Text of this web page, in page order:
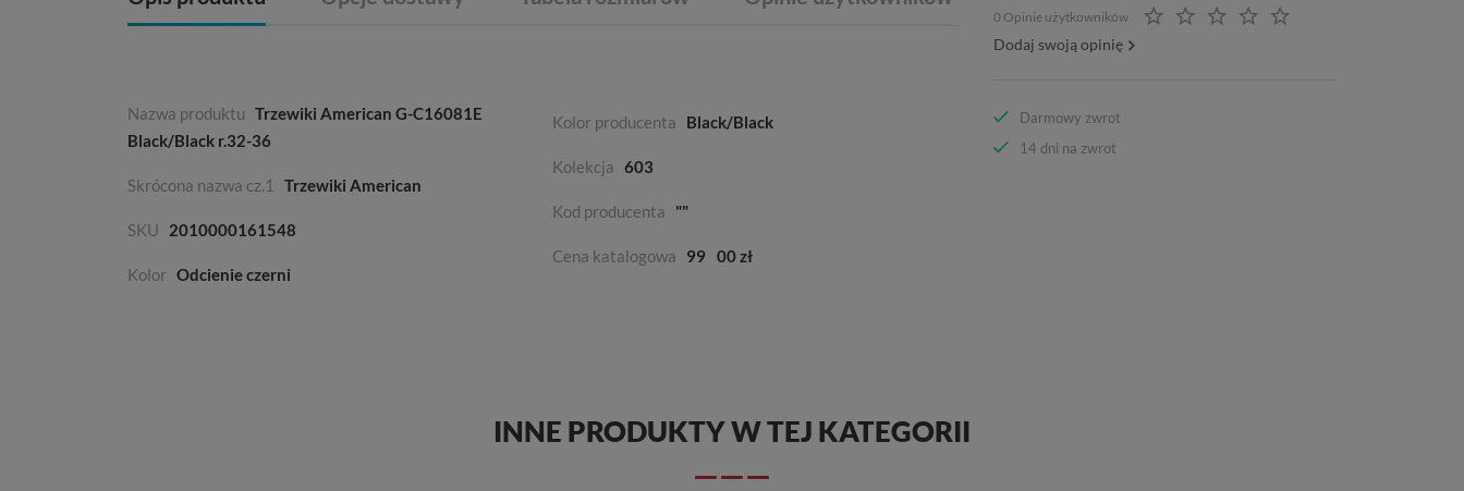
Nazwa produktu Trzewiki American G-C16081E
Black/Black r.32-36
Skrócona nazwa cz.1 Trzewiki American
SKU 2010000161548
Kolor Odcienie czerni
Kolor producenta Black/Black
Kolekcja 603
Kod producenta ""
Cena katalogowa 99 00 zł
0 Opinie użytkowników
Dodaj swoją opinię
Darmowy zwrot
14 dni na zwrot
INNE PRODUKTY W TEJ KATEGORII